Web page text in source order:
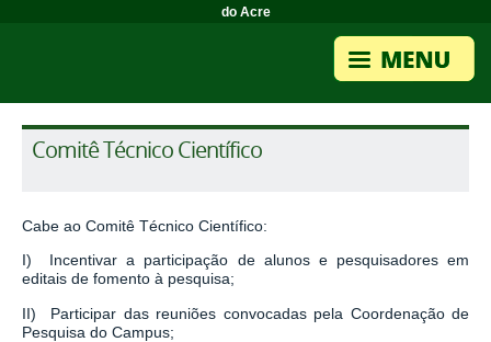
do Acre
Comitê Técnico Científico
Cabe ao Comitê Técnico Científico:
I) Incentivar a participação de alunos e pesquisadores em
editais de fomento à pesquisa;
II) Participar das reuniões convocadas pela Coordenação de
Pesquisa do Campus;